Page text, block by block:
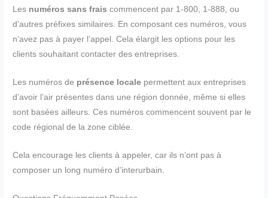
Les numéros sans frais commencent par 1-800, 1-888, ou
d’autres préfixes similaires. En composant ces numéros, vous
n’avez pas à payer l’appel. Cela élargit les options pour les
clients souhaitant contacter des entreprises.
Les numéros de présence locale permettent aux entreprises
d’avoir l’air présentes dans une région donnée, même si elles
sont basées ailleurs. Ces numéros commencent souvent par le
code régional de la zone ciblée.
Cela encourage les clients à appeler, car ils n’ont pas à
composer un long numéro d’interurbain.